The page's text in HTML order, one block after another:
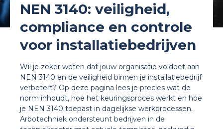
NEN 3140: veiligheid,
compliance en controle
voor installatiebedrijven
Wil je zeker weten dat jouw organisatie voldoet aan
NEN 3140 en de veiligheid binnen je installatiebedrijf
verbetert? Op deze pagina lees je precies wat de
norm inhoudt, hoe het keuringsproces werkt en hoe
je NEN 3140 toepast in dagelijkse werkprocessen.
Arbotechniek ondersteunt bedrijven in de